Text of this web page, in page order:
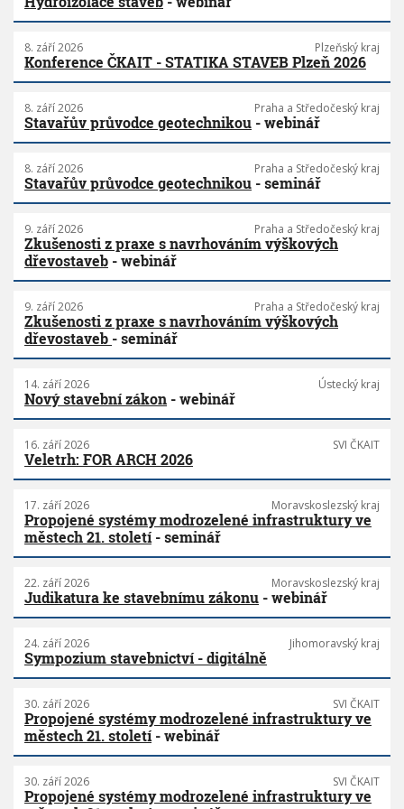
8. září 2026 Plzeňský kraj
Konference ČKAIT - STATIKA STAVEB Plzeň 2026
8. září 2026 Praha a Středočeský kraj
Stavařův průvodce geotechnikou - webinář
8. září 2026 Praha a Středočeský kraj
Stavařův průvodce geotechnikou - seminář
9. září 2026 Praha a Středočeský kraj
Zkušenosti z praxe s navrhováním výškových
dřevostaveb - webinář
9. září 2026 Praha a Středočeský kraj
Zkušenosti z praxe s navrhováním výškových
dřevostaveb - seminář
14. září 2026 Ústecký kraj
Nový stavební zákon - webinář
16. září 2026 SVI ČKAIT
Veletrh: FOR ARCH 2026
17. září 2026 Moravskoslezský kraj
Propojené systémy modrozelené infrastruktury ve
městech 21. století- seminář
22. září 2026 Moravskoslezský kraj
Judikatura ke stavebnímu zákonu - webinář
24. září 2026 Jihomoravský kraj
Sympozium stavebnictví - digitálně
30. září 2026 SVI ČKAIT
Propojené systémy modrozelené infrastruktury ve
městech 21. století- webinář
30. září 2026 SVI ČKAIT
Propojené systémy modrozelené infrastruktury ve